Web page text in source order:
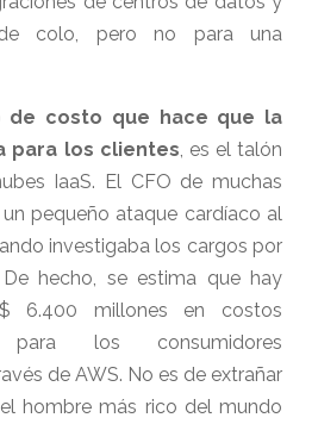
colo, pero no para una
de costo que hace que la
para los clientes, es el talón
IaaS. El CFO de muchas
pequeño ataque cardíaco al
investigaba los cargos por
hecho, se estima que hay
$ 6.400 millones en costos
para los consumidores
de AWS. No es de extrañar
hombre más rico del mundo